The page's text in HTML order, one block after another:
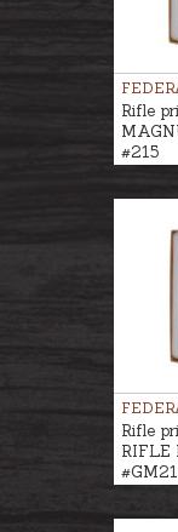
Rifle
#215
Rifle
RIFLE